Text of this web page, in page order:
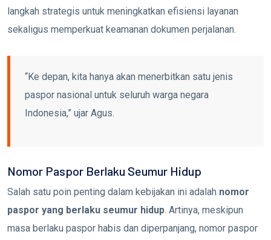
langkah strategis untuk meningkatkan efisiensi layanan
sekaligus memperkuat keamanan dokumen perjalanan.
“Ke depan, kita hanya akan menerbitkan satu jenis
paspor nasional untuk seluruh warga negara
Indonesia,” ujar Agus.
Nomor Paspor Berlaku Seumur Hidup
Salah satu poin penting dalam kebijakan ini adalah nomor
paspor yang berlaku seumur hidup. Artinya, meskipun
masa berlaku paspor habis dan diperpanjang, nomor paspor